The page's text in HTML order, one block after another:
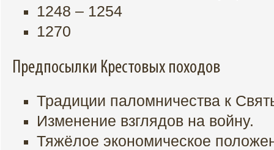
1248 – 1254
1270
Предпосылки Крестовых походов
Традиции паломничества к
Изменение взглядов на войну.
Тяжёлое экономическое